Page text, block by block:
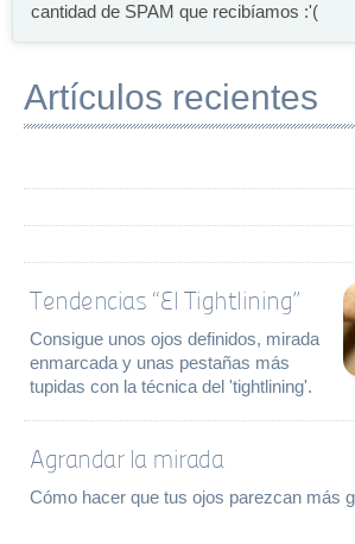
cantidad de SPAM que recibíamos :'(
Artículos recientes
Tendencias “El Tightlining”
Consigue unos ojos definidos, mirada
enmarcada y unas pestañas más
tupidas con la técnica del 'tightlining'.
Agrandar la mirada
Cómo hacer que tus ojos parezcan más